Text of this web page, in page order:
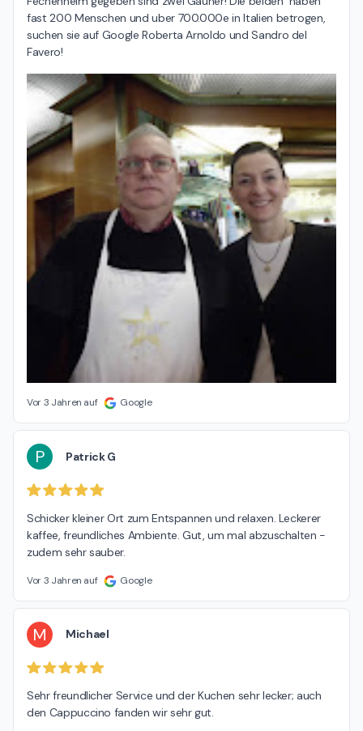
fast 200 Menschen und uber 700.000e in Italien betrogen,
suchen sie auf Google Roberta Arnoldo und Sandro del
Favero!
Vor 3 Jahren auf Google
P Patrick G
Schicker kleiner Ort zum Entspannen und relaxen. Leckerer
kaffee, freundliches Ambiente. Gut, um mal abzuschalten -
zudem sehr sauber.
Vor 3 Jahren auf Google
M Michael
Sehr freundlicher Service und der Kuchen sehr lecker; auch
den Cappuccino fanden wir sehr gut.